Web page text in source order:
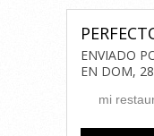
ENVIADO
EN DOM,
mi